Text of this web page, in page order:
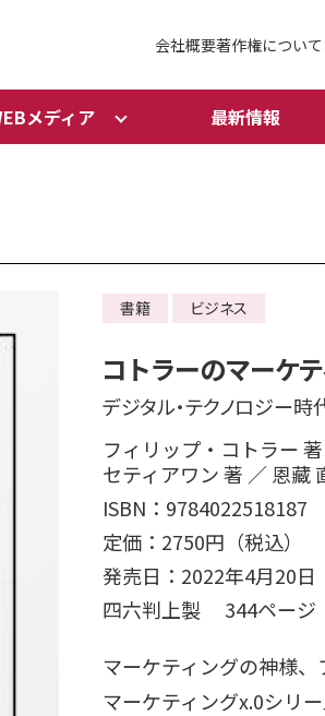
会社概要著作権について
メディア 最新情報
書籍 ビジネス
コトラーのマーケ
デジタル・テクノロジー
フィリップ・コトラー
セティアワン 著 ／ 恩藏
ISBN：9784022518187
定価：2750円（税込）
発売日：2022年4月20日
四六判上製 344ページ
マーケティングの神様、
マーケティングx.0シリ